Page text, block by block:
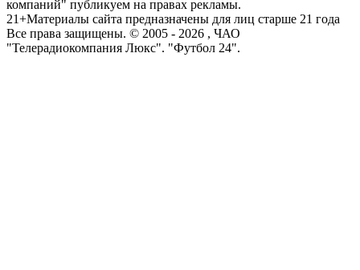
компаний" публикуем на правах рекламы.
21+Материалы сайта предназначены для лиц старше 21 года
Все права защищены. © 2005 - 2026 , ЧАО
"Телерадиокомпания Люкс". "Футбол 24".